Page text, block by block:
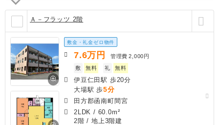
Ａ－フラッツ 2階
敷金・礼金ゼロ物件
7.6万円 管理費 2,000円
敷
無料 礼 無料
伊豆仁田駅 歩20分
大場駅 歩5分
田方郡函南町間宮
2LDK / 60.0m²
2階 / 地上3階建